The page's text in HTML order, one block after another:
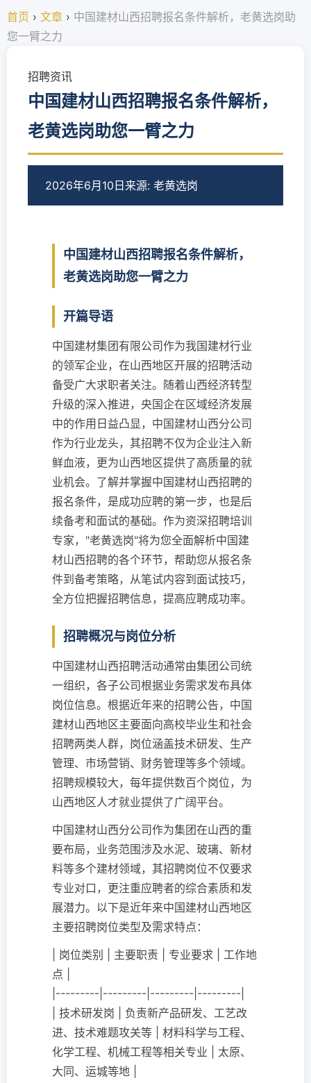
首页 › 文章 › 中国建材山西招聘报名条件解析，老黄选岗助
您一臂之力
招聘资讯
中国建材山西招聘报名条件解析，
老黄选岗助您一臂之力
2026年6月10日 来源: 老黄选岗
中国建材山西招聘报名条件解析，
老黄选岗助您一臂之力
开篇导语
中国建材集团有限公司作为我国建材行业
的领军企业，在山西地区开展的招聘活动
备受广大求职者关注。随着山西经济转型
升级的深入推进，央国企在区域经济发展
中的作用日益凸显，中国建材山西分公司
作为行业龙头，其招聘不仅为企业注入新
鲜血液，更为山西地区提供了高质量的就
业机会。了解并掌握中国建材山西招聘的
报名条件，是成功应聘的第一步，也是后
续备考和面试的基础。作为资深招聘培训
专家，"老黄选岗"将为您全面解析中国建
材山西招聘的各个环节，帮助您从报名条
件到备考策略，从笔试内容到面试技巧，
全方位把握招聘信息，提高应聘成功率。
招聘概况与岗位分析
中国建材山西招聘活动通常由集团公司统
一组织，各子公司根据业务需求发布具体
岗位信息。根据近年来的招聘公告，中国
建材山西地区主要面向高校毕业生和社会
招聘两类人群，岗位涵盖技术研发、生产
管理、市场营销、财务管理等多个领域。
招聘规模较大，每年提供数百个岗位，为
山西地区人才就业提供了广阔平台。
中国建材山西分公司作为集团在山西的重
要布局，业务范围涉及水泥、玻璃、新材
料等多个建材领域，其招聘岗位不仅要求
专业对口，更注重应聘者的综合素质和发
展潜力。以下是近年来中国建材山西地区
主要招聘岗位类型及需求特点：
| 岗位类别 | 主要职责 | 专业要求 | 工作地
点 |
|---------|---------|---------|---------|
| 技术研发岗 | 负责新产品研发、工艺改
进、技术难题攻关等 | 材料科学与工程、
化学工程、机械工程等相关专业 | 太原、
大同、运城等地 |